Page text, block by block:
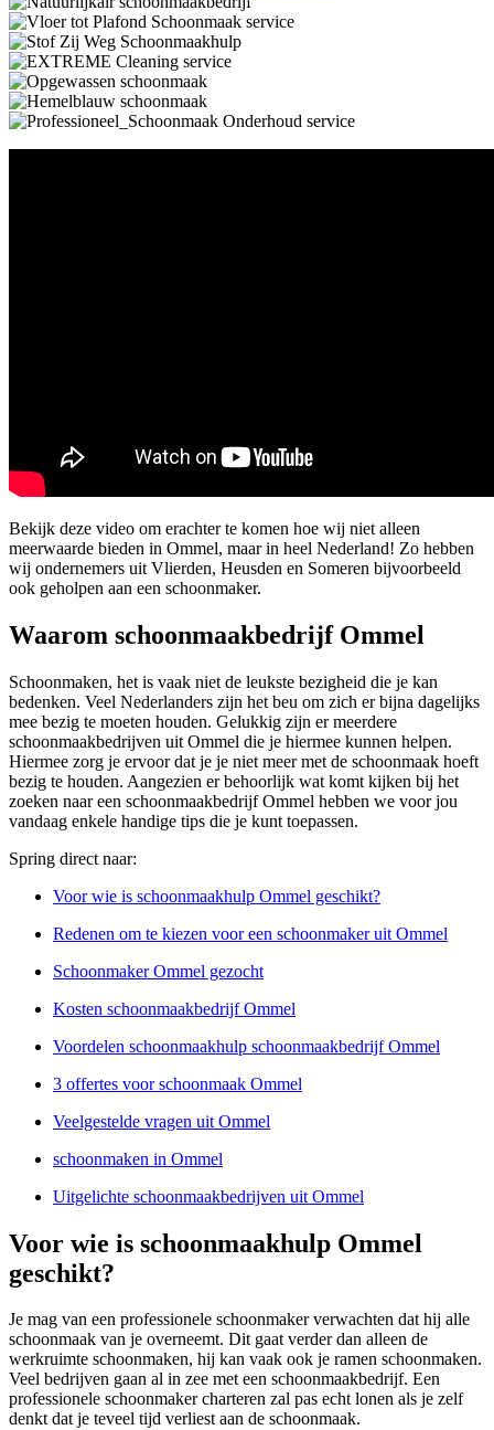
Bekijk deze video om erachter te komen hoe wij niet alleen
meerwaarde bieden in Ommel, maar in heel Nederland! Zo hebben
wij ondernemers uit Vlierden, Heusden en Someren bijvoorbeeld
ook geholpen aan een schoonmaker.
Waarom schoonmaakbedrijf Ommel
Schoonmaken, het is vaak niet de leukste bezigheid die je kan
bedenken. Veel Nederlanders zijn het beu om zich er bijna dagelijks
mee bezig te moeten houden. Gelukkig zijn er meerdere
schoonmaakbedrijven uit Ommel die je hiermee kunnen helpen.
Hiermee zorg je ervoor dat je je niet meer met de schoonmaak hoeft
bezig te houden. Aangezien er behoorlijk wat komt kijken bij het
zoeken naar een schoonmaakbedrijf Ommel hebben we voor jou
vandaag enkele handige tips die je kunt toepassen.
Spring direct naar:
Voor wie is schoonmaakhulp Ommel geschikt?
Redenen om te kiezen voor een schoonmaker uit Ommel
Schoonmaker Ommel gezocht
Kosten schoonmaakbedrijf Ommel
Voordelen schoonmaakhulp schoonmaakbedrijf Ommel
3 offertes voor schoonmaak Ommel
Veelgestelde vragen uit Ommel
schoonmaken in Ommel
Uitgelichte schoonmaakbedrijven uit Ommel
Voor wie is schoonmaakhulp Ommel
geschikt?
Je mag van een professionele schoonmaker verwachten dat hij alle
schoonmaak van je overneemt. Dit gaat verder dan alleen de
werkruimte schoonmaken, hij kan vaak ook je ramen schoonmaken.
Veel bedrijven gaan al in zee met een schoonmaakbedrijf. Een
professionele schoonmaker charteren zal pas echt lonen als je zelf
denkt dat je teveel tijd verliest aan de schoonmaak.